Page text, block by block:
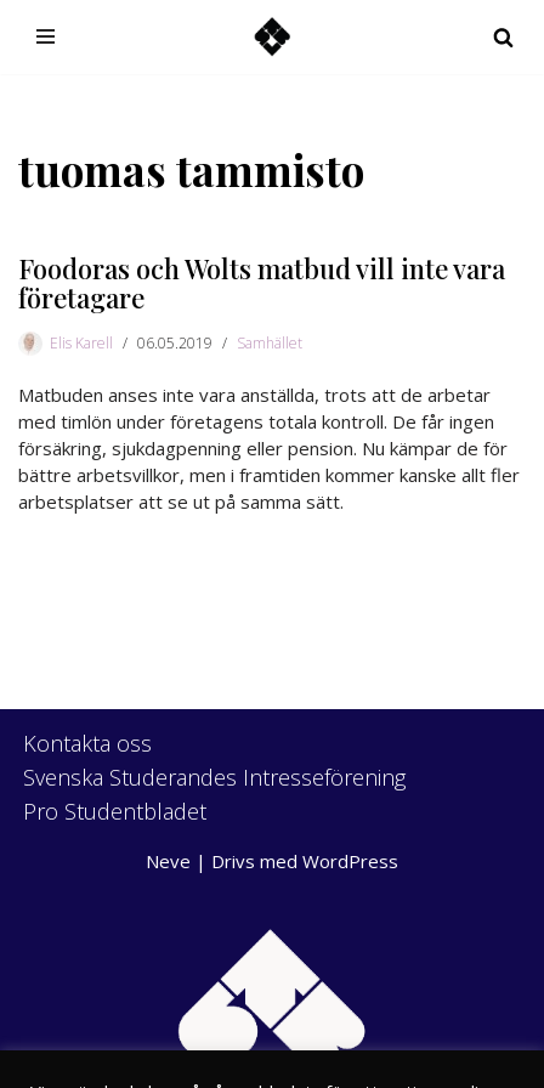
tuomas tammisto
Foodoras och Wolts matbud vill inte vara
företagare
Elis Karell 06.05.2019 Samhället
Matbuden anses inte vara anställda, trots att de arbetar
med timlön under företagens totala kontroll. De får ingen
försäkring, sjukdagpenning eller pension. Nu kämpar de för
bättre arbetsvillkor, men i framtiden kommer kanske allt fler
arbetsplatser att se ut på samma sätt.
Kontakta oss
Svenska Studerandes Intresseförening
Pro Studentbladet
Neve | Drivs med WordPress